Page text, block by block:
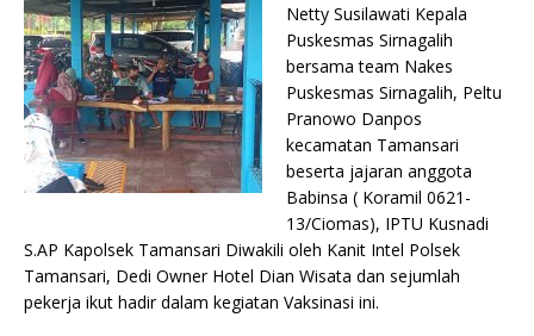
Netty Susilawati Kepala
Puskesmas Sirnagalih
bersama team Nakes
Puskesmas Sirnagalih, Peltu
Pranowo Danpos
kecamatan Tamansari
beserta jajaran anggota
Babinsa ( Koramil 0621-
13/Ciomas), IPTU Kusnadi
S.AP Kapolsek Tamansari Diwakili oleh Kanit Intel Polsek
Tamansari, Dedi Owner Hotel Dian Wisata dan sejumlah
pekerja ikut hadir dalam kegiatan Vaksinasi ini.